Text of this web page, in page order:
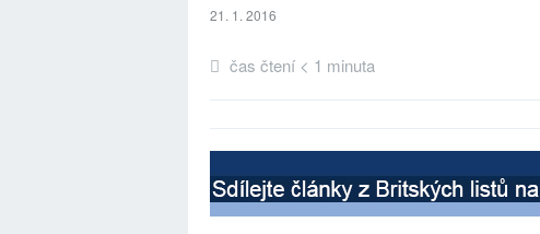
21. 1. 2016
čas čtení < 1 minuta